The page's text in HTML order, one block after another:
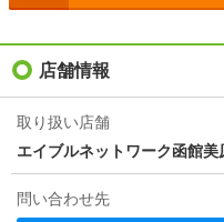
入居
契約期間 普通借家 2年
損保
店舗情報
取り扱い店舗
エイブルネットワーク函館
問い合わせ先